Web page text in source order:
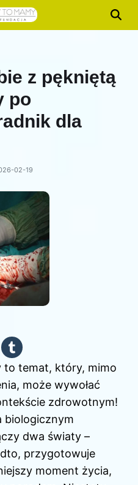
z pękniętą
po
dla
02-19
to temat, który, mimo
może wywołać
zdrowotnym!
biologicznym
dwa światy –
przygotowuje
moment życia,